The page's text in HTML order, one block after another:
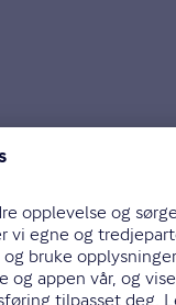
med andre selskaper på